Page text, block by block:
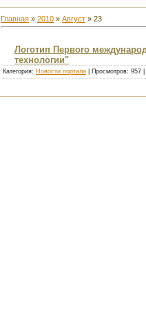
Главная » 2010 » Август » 23
Логотип Первого
технологии"
Категория: Новости портала | Просмотров: 957